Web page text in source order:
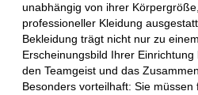
unabhängig von ihrer
professioneller Kleidung
Bekleidung trägt nicht nur zu
Erscheinungsbild Ihrer
den Teamgeist und das
Besonders vorteilhaft: Sie